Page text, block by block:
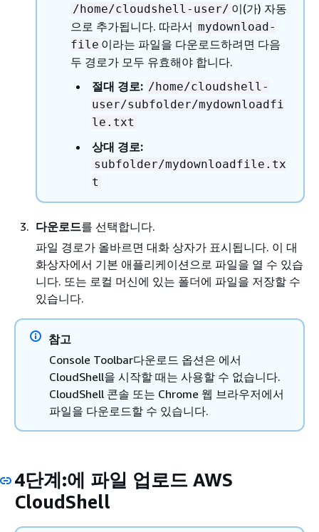
/home/cloudshell-user/ 이(가) 자동
으로 추가됩니다. 따라서 mydownload-
file 이라는 파일을 다운로드하려면 다음
두 경로가 모두 유효해야 합니다.
절대 경로: /home/cloudshell-
user/subfolder/mydownloadfi
le.txt
상대 경로:
subfolder/mydownloadfile.tx
t
다운로드를 선택합니다.
파일 경로가 올바르면 대화 상자가 표시됩니다. 이 대
화상자에서 기본 애플리케이션으로 파일을 열 수 있습
니다. 또는 로컬 머신에 있는 폴더에 파일을 저장할 수
있습니다.
참고
Console Toolbar다운로드 옵션은 에서
CloudShell을 시작할 때는 사용할 수 없습니다.
CloudShell 콘솔 또는 Chrome 웹 브라우저에서
파일을 다운로드할 수 있습니다.
4단계:에 파일 업로드 AWS
CloudShell